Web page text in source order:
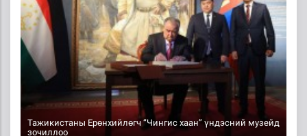
Тажикистаны Ерөнхийлөгч “Чингис хаан” үндэсний музейд
зочиллоо